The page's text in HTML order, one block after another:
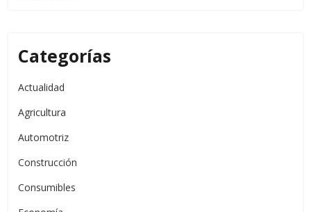
Categorías
Actualidad
Agricultura
Automotriz
Construcción
Consumibles